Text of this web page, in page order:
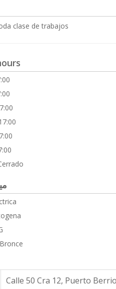
clase de trabajos
Calle 50 Cra 12, Puerto